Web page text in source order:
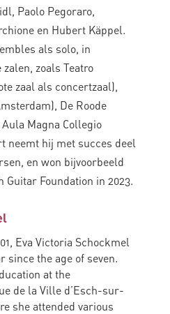
Paolo Pegoraro,
en Hubert Käppel.
als solo, in
zoals Teatro
zaal als concertzaal),
De Roode
Magna Collegio
neemt hij met succes deel
en won bijvoorbeeld
Foundation in 2023.
Eva Victoria Schockmel
since the age of seven.
at the
de la Ville d’Esch-sur-
she attended various